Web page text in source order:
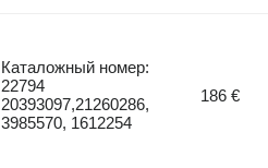
Каталожный номер:
22794
20393097,21260286,
3985570, 1612254
186 €